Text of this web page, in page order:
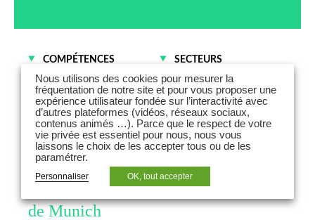
COMPÉTENCES
Fusions - Acquisitions et
Droit des sociétés
Droit fiscal
SECTEURS
Immobilier
Dr. Bernd Spieth est avocat
(Rechtsanwalt) associé et conseiller
fiscaliste (Steuerberater) au bureau
de Munich
Nous utilisons des cookies pour mesurer la
fréquentation de notre site et pour vous proposer une
expérience utilisateur fondée sur l’interactivité avec
d’autres plateformes (vidéos, réseaux sociaux,
contenus animés …). Parce que le respect de votre
vie privée est essentiel pour nous, nous vous
laissons le choix de les accepter tous ou de les
paramétrer.
Personnaliser OK, tout accepter